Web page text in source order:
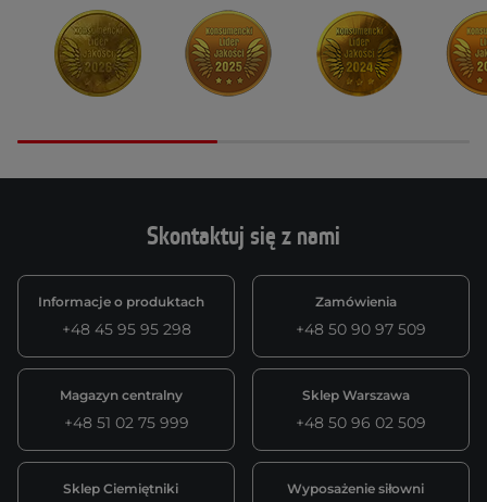
Skontaktuj się z nami
Informacje o produktach
+48 45 95 95 298
Zamówienia
+48 50 90 97 509
Magazyn centralny
+48 51 02 75 999
Sklep Warszawa
+48 50 96 02 509
Sklep Ciemiętniki Wyposażenie siłowni